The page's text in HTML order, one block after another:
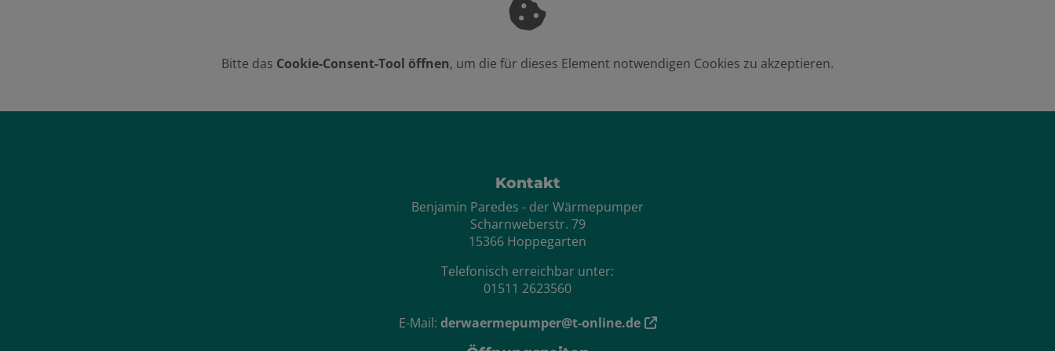
Bitte das Cookie-Consent-Tool öffnen, um die für dieses Element notwendigen Cookies zu akzeptieren.
Kontakt
Benjamin Paredes - der Wärmepumper
Scharnweberstr. 79
15366 Hoppegarten
Telefonisch erreichbar unter:
01511 2623560
E-Mail: derwaermepumper@t-online.de